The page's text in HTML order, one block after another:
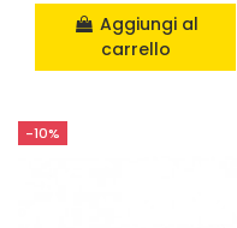
Aggiungi al
carrello
-10%